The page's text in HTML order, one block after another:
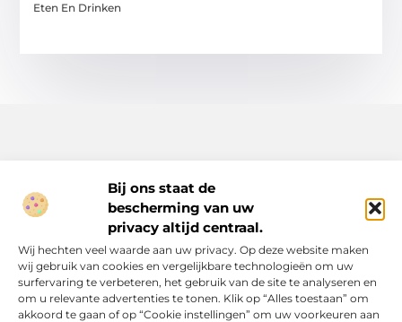
Bij ons staat de
bescherming van uw
privacy altijd centraal.
Wij hechten veel waarde aan uw privacy. Op deze website maken
wij gebruik van cookies en vergelijkbare technologieën om uw
surfervaring te verbeteren, het gebruik van de site te analyseren en
om u relevante advertenties te tonen. Klik op “Alles toestaan” om
akkoord te gaan of op “Cookie instellingen” om uw voorkeuren aan
Eten En Drinken
Inspiratie, tips en verhalen voor elk moment.
Ontdek een breed scala aan artikelen en blogs die je dagelijks
leven verrijken, van praktische adviezen tot boeiende verhalen.
Bericht categorie